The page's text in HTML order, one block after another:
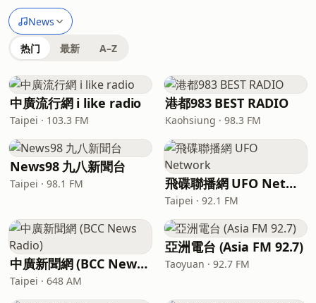
News
热门 最新 A–Z
中廣流行網 i like radio
Taipei · 103.3 FM
港都983 BEST RADIO
Kaohsiung · 98.3 FM
News98 九八新聞台
Taipei · 98.1 FM 飛碟聯播網 UFO Network
Taipei · 92.1 FM
中廣新聞網 (BCC News Radio)
Taipei · 648 AM
亞洲電台 (Asia FM 92.7)
Taoyuan · 92.7 FM